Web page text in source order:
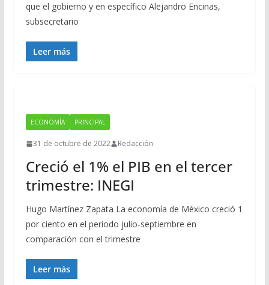
que el gobierno y en específico Alejandro Encinas,
subsecretario
Leer más
ECONOMÍA PRINCIPAL
31 de octubre de 2022 Redacción
Creció el 1% el PIB en el tercer
trimestre: INEGI
Hugo Martínez Zapata La economía de México creció 1
por ciento en el periodo julio-septiembre en
comparación con el trimestre
Leer más